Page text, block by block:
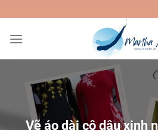
qua
nội
Vẽ áo dài cô dâu xinh